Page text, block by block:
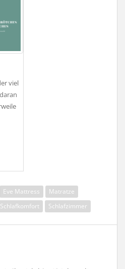
viel
Eve Mattress
Matratze
Schlafkomfort Schlafzimmer